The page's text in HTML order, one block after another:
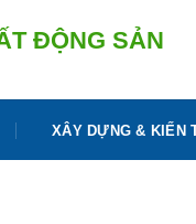
ĐỘNG SẢN
XÂY DỰNG & KIẾN